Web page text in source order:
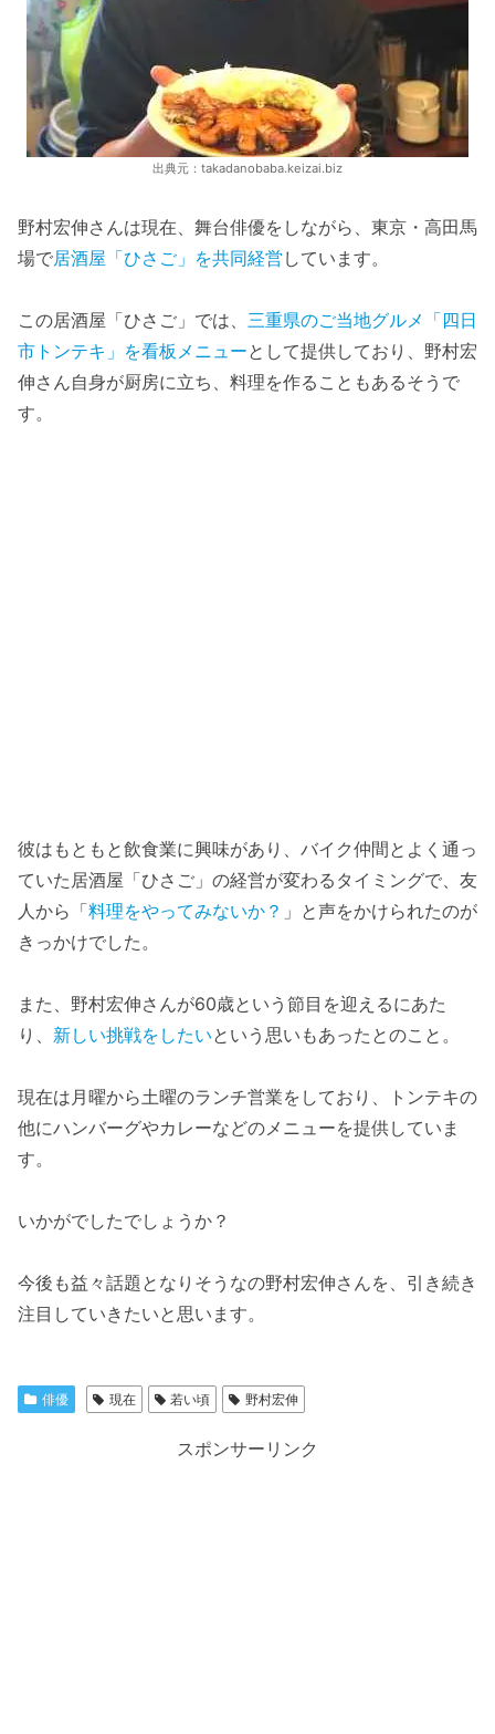
出典元：takadanobaba.keizai.biz
野村宏伸さんは現在、舞台俳優をしながら、東京・高田馬
場で居酒屋「ひさご」を共同経営 しています。
この居酒屋「ひさご」では、 三重県のご当地グルメ「四日
市トンテキ」を看板メニューとして提供しており、野村宏
伸さん自身が厨房に立ち、料理を作ることもあるそうで
す。
彼はもともと飲食業に興味があり、バイク仲間とよく通っ
ていた居酒屋「ひさご」の経営が変わるタイミングで、友
人から「料理をやってみないか？ 」と声をかけられたのが
きっかけでした。
また、野村宏伸さんが60歳という節目を迎えるにあた
り、 新しい挑戦をしたいという思いもあったとのこと。
現在は月曜から土曜のランチ営業をしており、トンテキの
他にハンバーグやカレーなどのメニューを提供していま
す。
いかがでしたでしょうか？
今後も益々話題となりそうなの野村宏伸さんを、引き続き
注目していきたいと思います。
俳優 現在 若い頃 野村宏伸
スポンサーリンク